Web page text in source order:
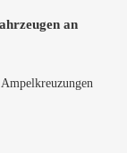
an